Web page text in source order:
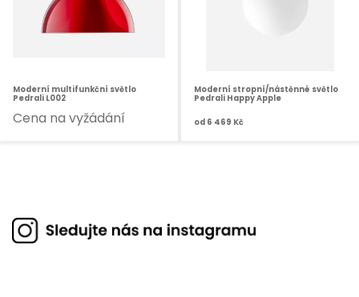
Moderní multifunkční světlo
Pedrali L002
Cena na vyžádání
Moderní stropní/nástěnné světlo
Pedrali Happy Apple
od 6 469 Kč